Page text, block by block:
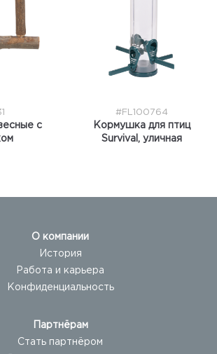
с
#FL100764
Кормушка для птиц
Survival, уличная
О компании
История
Работа и карьера
Конфиденциальность
Партнёрам
Стать партнёром